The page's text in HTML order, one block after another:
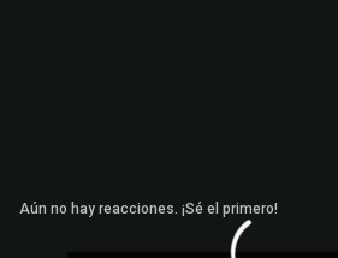
Aún no hay reacciones. ¡Sé el primero!